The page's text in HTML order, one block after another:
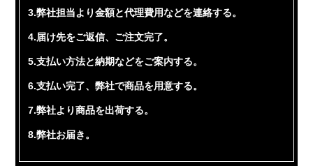
3.弊社担当より金額と代理費用などを連絡する。
4.届け先をご返信、ご注文完了。
5.支払い方法と納期などをご案内する。
6.支払い完了、弊社で商品を用意する。
7.弊社より商品を出荷する。
8.弊社お届き。